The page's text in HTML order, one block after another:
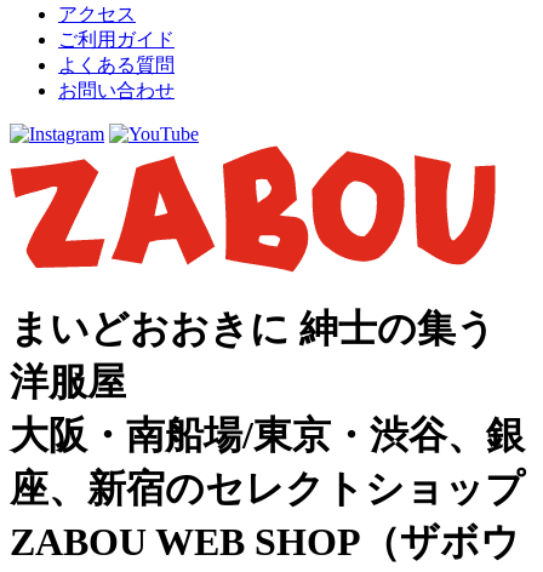
アクセス
ご利用ガイド
よくある質問
お問い合わせ
まいどおおきに 紳士の集う
洋服屋
大阪・南船場/東京・渋谷、銀
座、新宿のセレクトショップ
ZABOU WEB SHOP（ザボウ